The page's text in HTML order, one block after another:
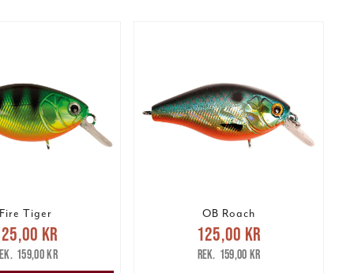
Fire Tigerpris
krTidigare pris
kr
kr
159,00 kr
OB Roach
Nuvarande pris
125,00 krTidigare pris
159,00 kr
125,00 kr
159,00 kr